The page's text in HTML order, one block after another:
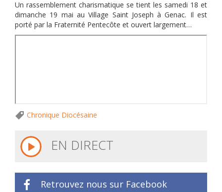
Un rassemblement charismatique se tient les samedi 18 et
dimanche 19 mai au Village Saint Joseph à Genac. Il est
porté par la Fraternité Pentecôte et ouvert largement…
Chronique Diocésaine
EN DIRECT
Retrouvez nous sur Facebook